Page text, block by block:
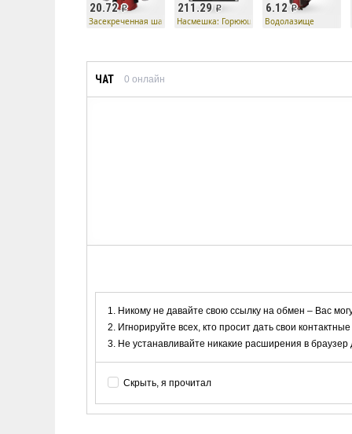
20.72
Засекреченная шапка
211.29
Насмешка: Горюющие головорезы
6.12
Водолазище
ЧАТ 0 онлайн
Никому не давайте свою ссылку на обмен – Вас
Игнорируйте всех, кто просит дать свои
Не устанавливайте никакие расширения в
Скрыть, я прочитал